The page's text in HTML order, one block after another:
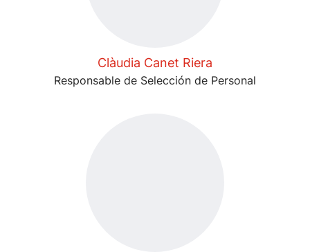
Clàudia Canet Riera
Responsable de Selección de Personal